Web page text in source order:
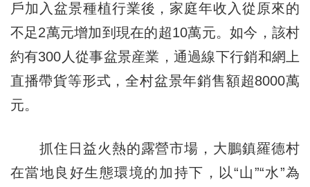
戶加入盆景種植行業後，家庭年收入從原來的
不足2萬元增加到現在的超10萬元。如今，該村
約有300人從事盆景産業，通過線下行銷和網上
直播帶貨等形式，全村盆景年銷售額超8000萬
元。
抓住日益火熱的露營市場，大鵬鎮羅德村
在當地良好生態環境的加持下，以“山”“水”為